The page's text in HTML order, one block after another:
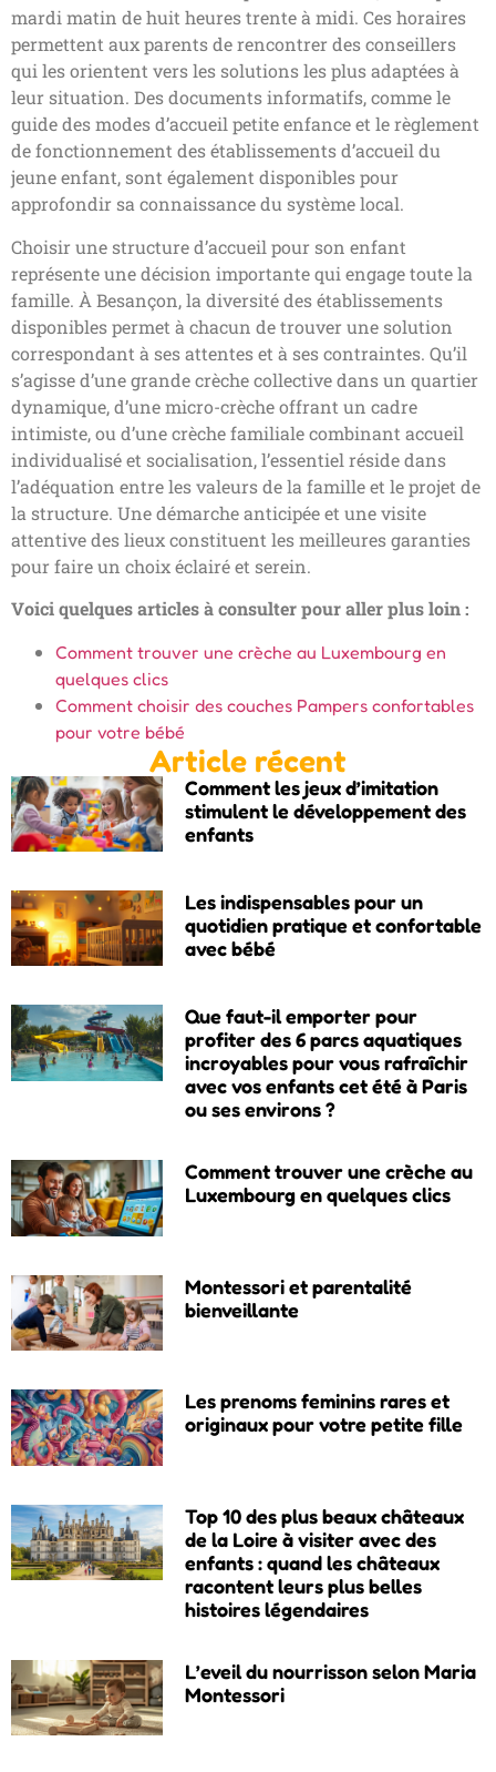
Article récent
Comment les jeux d’imitation
stimulent le développement des
enfants
Les indispensables pour un
quotidien pratique et confortable
avec bébé
Que faut-il emporter pour
profiter des 6 parcs aquatiques
incroyables pour vous rafraîchir
avec vos enfants cet été à Paris
ou ses environs ?
Comment trouver une crèche au
Luxembourg en quelques clics
Montessori et parentalité
bienveillante
Les prenoms feminins rares et
originaux pour votre petite fille
Top 10 des plus beaux châteaux
de la Loire à visiter avec des
enfants : quand les châteaux
racontent leurs plus belles
histoires légendaires
L’eveil du nourrisson selon Maria
Montessori
mardi matin de huit heures trente à midi. Ces horaires
permettent aux parents de rencontrer des conseillers
qui les orientent vers les solutions les plus adaptées à
leur situation. Des documents informatifs, comme le
guide des modes d’accueil petite enfance et le règlement
de fonctionnement des établissements d’accueil du
jeune enfant, sont également disponibles pour
approfondir sa connaissance du système local.
Choisir une structure d’accueil pour son enfant
représente une décision importante qui engage toute la
famille. À Besançon, la diversité des établissements
disponibles permet à chacun de trouver une solution
correspondant à ses attentes et à ses contraintes. Qu’il
s’agisse d’une grande crèche collective dans un quartier
dynamique, d’une micro-crèche offrant un cadre
intimiste, ou d’une crèche familiale combinant accueil
individualisé et socialisation, l’essentiel réside dans
l’adéquation entre les valeurs de la famille et le projet de
la structure. Une démarche anticipée et une visite
attentive des lieux constituent les meilleures garanties
pour faire un choix éclairé et serein.
Voici quelques articles à consulter pour aller plus loin :
Comment trouver une crèche au Luxembourg en
quelques clics
Comment choisir des couches Pampers confortables
pour votre bébé